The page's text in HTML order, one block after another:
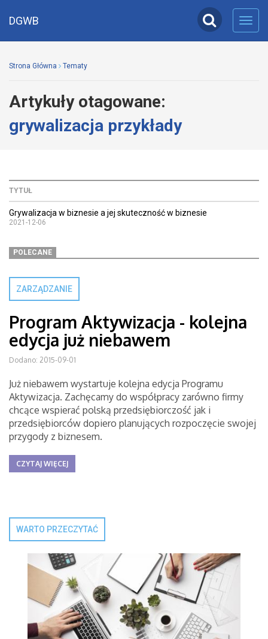
DGWB
Strona Główna Tematy
Artykuły otagowane:
grywalizacja przykłady
TYTUŁ
Grywalizacja w biznesie a jej skuteczność w biznesie
2021-12-06
POLECANE
ZARZĄDZANIE
Program Aktywizacja - kolejna
edycja już niebawem
Dodano: 2015-09-01
Już niebawem wystartuje kolejna edycja Programu
Aktywizacja. Zachęcamy do współpracy zarówno firmy
chcące wspierać polską przedsiębiorczość jak i
przedsiębiorców dopiero planujących rozpoczęcie swojej
przygody z biznesem.
CZYTAJ WIĘCEJ
WARTO PRZECZYTAĆ